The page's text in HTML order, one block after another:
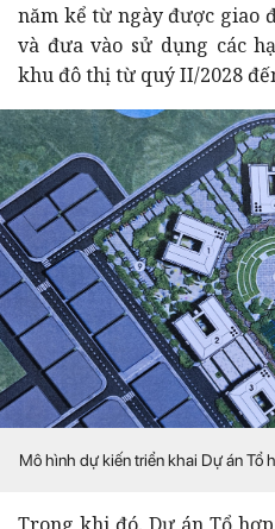
năm kể từ ngày được giao
và đưa vào sử dụng các
khu đô thị từ quý II/2028
Mô hình dự kiến triển khai Dự án Tổ